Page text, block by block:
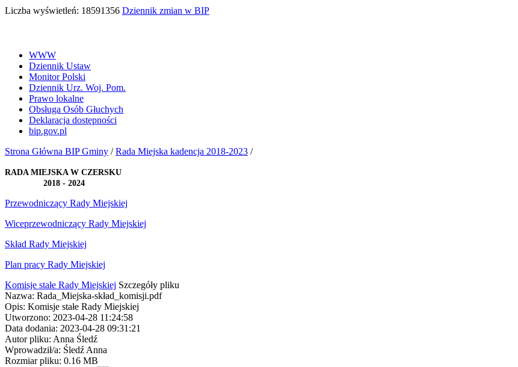
Liczba wyświetleń: 18591356 Dziennik zmian w BIP
WWW
Dziennik Ustaw
Monitor Polski
Dziennik Urz. Woj. Pom.
Prawo lokalne
Obsługa Osób Głuchych
Deklaracja dostępności
bip.gov.pl
Strona Główna BIP Gminy /Rada Miejska kadencja 2018-2023 /
RADA MIEJSKA W CZERSKU
2018 - 2024
Przewodniczący Rady Miejskiej
Wiceprzewodniczący Rady Miejskiej
Skład Rady Miejskiej
Plan pracy Rady Miejskiej
Komisje stałe Rady Miejskiej Szczegóły pliku
Nazwa: Rada_Miejska-skład_komisji.pdf
Opis: Komisje stałe Rady Miejskiej
Utworzono: 2023-04-28 11:24:58
Data dodania: 2023-04-28 09:31:21
Autor pliku: Anna Śledź
Wprowadził/a: Śledź Anna
Rozmiar pliku: 0.16 MB